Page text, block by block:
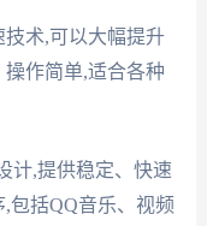
术,可以大幅提升
作简单,适合各种
计,提供稳定、快速
包括QQ音乐、视频